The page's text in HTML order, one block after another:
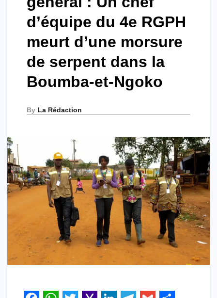
d’équipe du 4e RGPH
meurt d’une morsure
de serpent dans la
Boumba-et-Ngoko
By La Rédaction